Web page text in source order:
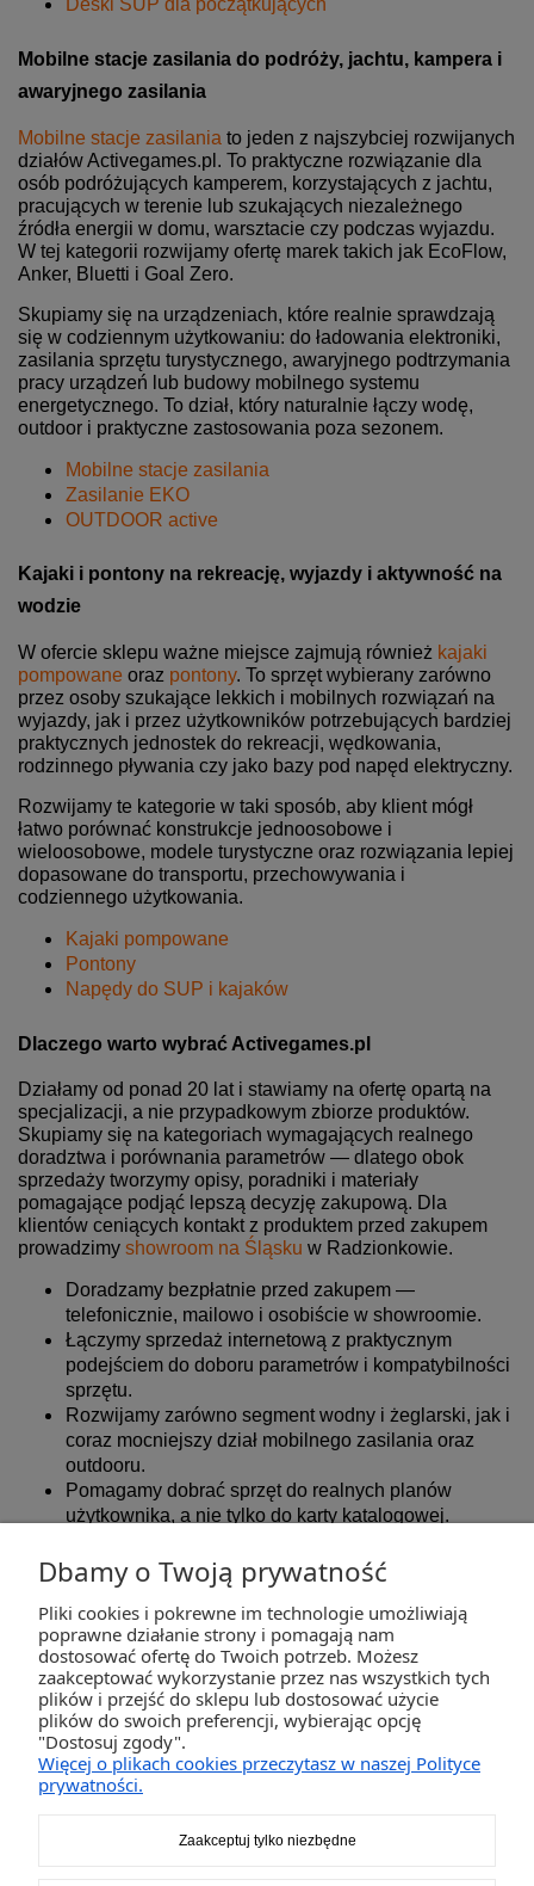
Deski SUP dla początkujących
Mobilne stacje zasilania do podróży, jachtu, kampera i
awaryjnego zasilania
Mobilne stacje zasilania to jeden z najszybciej rozwijanych
działów Activegames.pl. To praktyczne rozwiązanie dla
osób podróżujących kamperem, korzystających z jachtu,
pracujących w terenie lub szukających niezależnego
źródła energii w domu, warsztacie czy podczas wyjazdu.
W tej kategorii rozwijamy ofertę marek takich jak EcoFlow,
Anker, Bluetti i Goal Zero.
Skupiamy się na urządzeniach, które realnie sprawdzają
się w codziennym użytkowaniu: do ładowania elektroniki,
zasilania sprzętu turystycznego, awaryjnego podtrzymania
pracy urządzeń lub budowy mobilnego systemu
energetycznego. To dział, który naturalnie łączy wodę,
outdoor i praktyczne zastosowania poza sezonem.
Mobilne stacje zasilania
Zasilanie EKO
OUTDOOR active
Kajaki i pontony na rekreację, wyjazdy i aktywność na
wodzie
W ofercie sklepu ważne miejsce zajmują również kajaki
pompowane oraz pontony. To sprzęt wybierany zarówno
przez osoby szukające lekkich i mobilnych rozwiązań na
wyjazdy, jak i przez użytkowników potrzebujących bardziej
praktycznych jednostek do rekreacji, wędkowania,
rodzinnego pływania czy jako bazy pod napęd elektryczny.
Rozwijamy te kategorie w taki sposób, aby klient mógł
łatwo porównać konstrukcje jednoosobowe i
wieloosobowe, modele turystyczne oraz rozwiązania lepiej
dopasowane do transportu, przechowywania i
codziennego użytkowania.
Kajaki pompowane
Pontony
Napędy do SUP i kajaków
Dlaczego warto wybrać Activegames.pl
Działamy od ponad 20 lat i stawiamy na ofertę opartą na
specjalizacji, a nie przypadkowym zbiorze produktów.
Skupiamy się na kategoriach wymagających realnego
doradztwa i porównania parametrów — dlatego obok
sprzedaży tworzymy opisy, poradniki i materiały
pomagające podjąć lepszą decyzję zakupową. Dla
klientów ceniących kontakt z produktem przed zakupem
prowadzimy showroom na Śląsku w Radzionkowie.
Doradzamy bezpłatnie przed zakupem —
telefonicznie, mailowo i osobiście w showroomie.
Łączymy sprzedaż internetową z praktycznym
podejściem do doboru parametrów i kompatybilności
sprzętu.
Rozwijamy zarówno segment wodny i żeglarski, jak i
coraz mocniejszy dział mobilnego zasilania oraz
outdooru.
Pomagamy dobrać sprzęt do realnych planów
użytkownika, a nie tylko do karty katalogowej.
ZAKUPY
POMOC
Dbamy o Twoją prywatność
Pliki cookies i pokrewne im technologie umożliwiają
poprawne działanie strony i pomagają nam
dostosować ofertę do Twoich potrzeb. Możesz
zaakceptować wykorzystanie przez nas wszystkich tych
plików i przejść do sklepu lub dostosować użycie
plików do swoich preferencji, wybierając opcję
"Dostosuj zgody".
Więcej o plikach cookies przeczytasz w naszej Polityce
prywatności.
Zaakceptuj tylko niezbędne